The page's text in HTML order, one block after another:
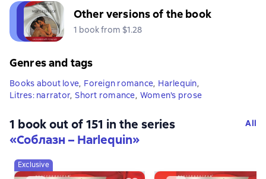
Other versions of the book
1 book from $1.28
Genres and tags
Books about love, Foreign romance, Harlequin,
Litres: narrator, Short romance, Women's prose
1 book out of 151 in the series
«Соблазн – Harlequin»
All
Exclusive